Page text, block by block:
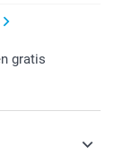
gratis